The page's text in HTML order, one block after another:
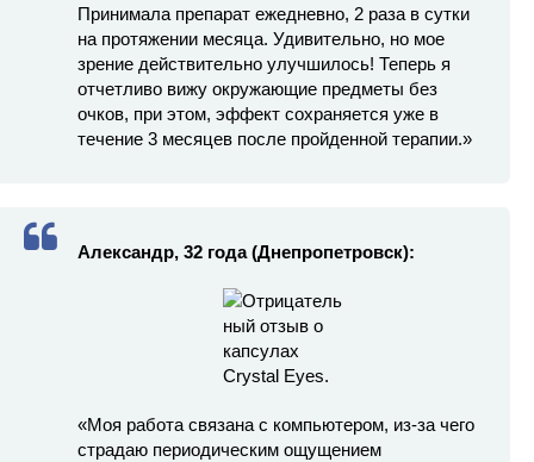
Принимала препарат ежедневно, 2 раза в сутки
на протяжении месяца. Удивительно, но мое
зрение действительно улучшилось! Теперь я
отчетливо вижу окружающие предметы без
очков, при этом, эффект сохраняется уже в
течение 3 месяцев после пройденной терапии.»
Александр, 32 года (Днепропетровск):
«Моя работа связана с компьютером, из-за чего
страдаю периодическим ощущением